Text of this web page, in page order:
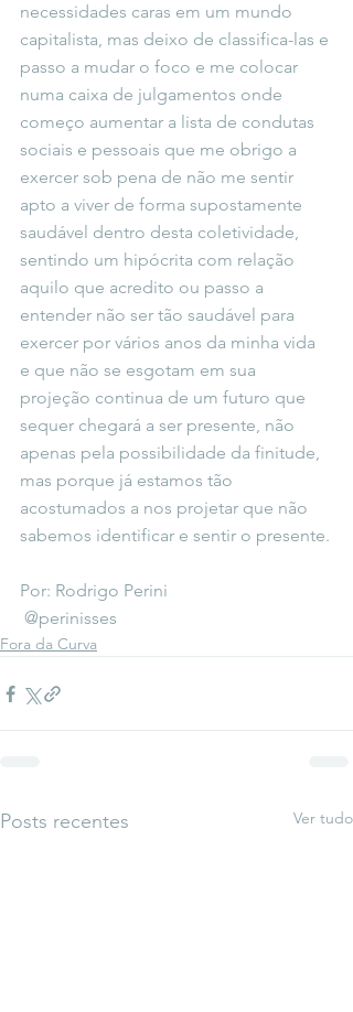
necessidades caras em um mundo
capitalista, mas deixo de classifica-las e
passo a mudar o foco e me colocar
numa caixa de julgamentos onde
começo aumentar a lista de condutas
sociais e pessoais que me obrigo a
exercer sob pena de não me sentir
apto a viver de forma supostamente
saudável dentro desta coletividade,
sentindo um hipócrita com relação
aquilo que acredito ou passo a
entender não ser tão saudável para
exercer por vários anos da minha vida
e que não se esgotam em sua
projeção continua de um futuro que
sequer chegará a ser presente, não
apenas pela possibilidade da finitude,
mas porque já estamos tão
acostumados a nos projetar que não
sabemos identificar e sentir o presente.
Por: Rodrigo Perini
@perinisses
Fora da Curva
Posts recentes Ver tudo